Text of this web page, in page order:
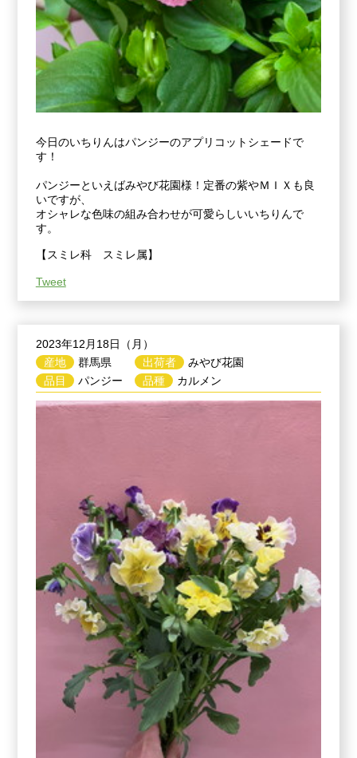
今日のいちりんはパンジーのアプリコットシェードで
す！
パンジーといえばみやび花園様！定番の紫やＭＩＸも良
いですが、
オシャレな色味の組み合わせが可愛らしいいちりんで
す。
【スミレ科 スミレ属】
Tweet
2023年12月18日（月）
産地
群馬県
品目
パンジー
出荷者
みやび花園
品種
カルメン